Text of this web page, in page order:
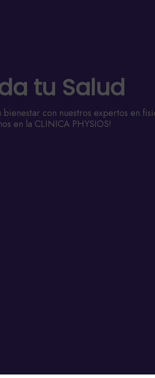
tu Salud
con nuestros expertos en
en la CLINICA PHYSIOS!